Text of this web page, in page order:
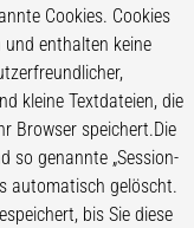
Cookies. Cookies
und enthalten keine
kleine Textdateien, die
Browser speichert.Die
so genannte „Session-
automatisch gelöscht.
bis Sie diese